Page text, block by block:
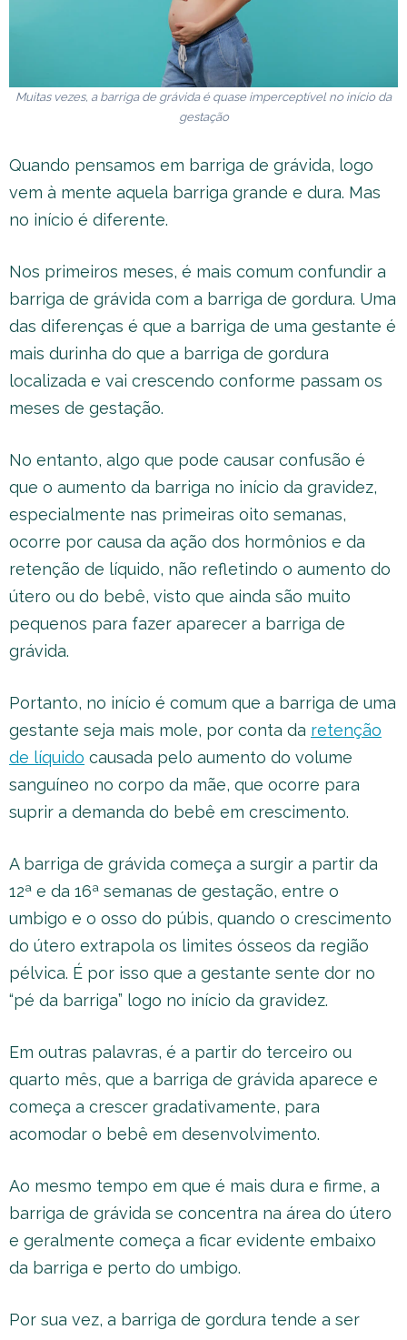
Muitas vezes, a barriga de grávida é quase imperceptível no início da
gestação
Quando pensamos em barriga de grávida, logo
vem à mente aquela barriga grande e dura. Mas
no início é diferente.
Nos primeiros meses, é mais comum confundir a
barriga de grávida com a barriga de gordura. Uma
das diferenças é que a barriga de uma gestante é
mais durinha do que a barriga de gordura
localizada e vai crescendo conforme passam os
meses de gestação.
No entanto, algo que pode causar confusão é
que o aumento da barriga no início da gravidez,
especialmente nas primeiras oito semanas,
ocorre por causa da ação dos hormônios e da
retenção de líquido, não refletindo o aumento do
útero ou do bebê, visto que ainda são muito
pequenos para fazer aparecer a barriga de
grávida.
Portanto, no início é comum que a barriga de uma
gestante seja mais mole, por conta da retenção
de líquido causada pelo aumento do volume
sanguíneo no corpo da mãe, que ocorre para
suprir a demanda do bebê em crescimento.
A barriga de grávida começa a surgir a partir da
12ª e da 16ª semanas de gestação, entre o
umbigo e o osso do púbis, quando o crescimento
do útero extrapola os limites ósseos da região
pélvica. É por isso que a gestante sente dor no
“pé da barriga” logo no início da gravidez.
Em outras palavras, é a partir do terceiro ou
quarto mês, que a barriga de grávida aparece e
começa a crescer gradativamente, para
acomodar o bebê em desenvolvimento.
Ao mesmo tempo em que é mais dura e firme, a
barriga de grávida se concentra na área do útero
e geralmente começa a ficar evidente embaixo
da barriga e perto do umbigo.
Por sua vez, a barriga de gordura tende a ser